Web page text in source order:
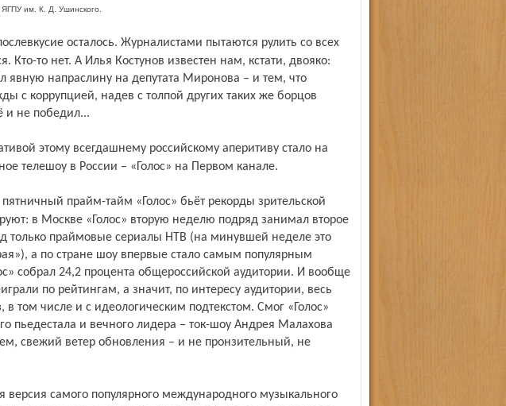
им. К. Д. Ушинского.
Кто-то нет. А Илья Костунов известен нам, кстати, двояко:
явную напраслину на депутата Миронова – и тем, что
с коррупцией, надев с толпой других таких же борцов
и не победил...
телешоу в России – «Голос» на Первом канале.
в Москве «Голос» вторую неделю подряд занимал второе
только праймовые сериалы НТВ (на минувшей неделе это
а по стране шоу впервые стало самым популярным
собрал 24,2 процента общероссийской аудитории. И вообще
по рейтингам, а значит, по интересу аудитории, весь
том числе и с идеологическим подтекстом. Смог «Голос»
пьедестала и вечного лидера – ток-шоу Андрея Малахова
свежий ветер обновления – и не пронзительный, не